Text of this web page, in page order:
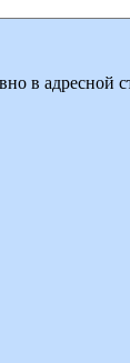
в адресной